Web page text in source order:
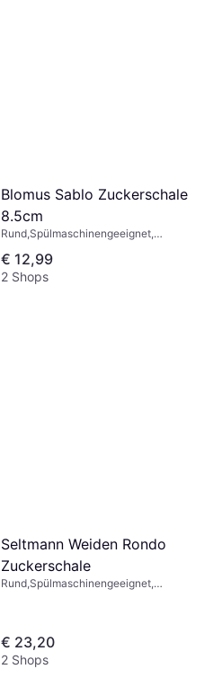
Blomus Sablo Zuckerschale
8.5cm
Rund,Spülmaschinengeeignet,
Keramik, Steinzeug, Blau, Grau, Weiß
€ 12,99
2 Shops
Seltmann Weiden Rondo
Zuckerschale
Rund,Spülmaschinengeeignet,
€ 23,20
2 Shops